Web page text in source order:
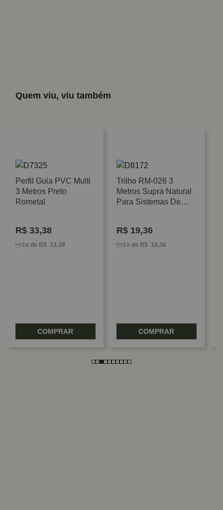
Quem viu, viu também
Perfil Guia PVC Multi
3 Metros Preto
Rometal
R$ 33,38
1x de R$ 33,38
COMPRAR
Trilho RM-026 3
Metros Supra Natural
Para Sistemas De
R$ 19,36
1x de R$ 19,36
COMPRAR